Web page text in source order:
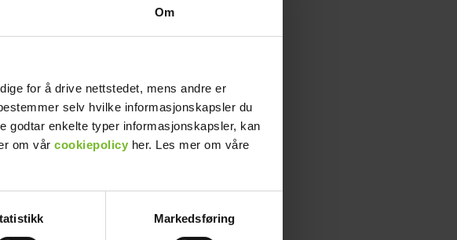
Om
for å drive nettstedet, mens andre er
selv hvilke informasjonskapsler du
godtar enkelte typer informasjonskapsler, kan
om vår cookiepolicy her. Les mer om våre
Markedsføring